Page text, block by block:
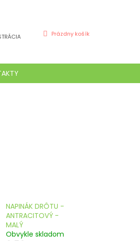
NÁKUPNÝ
Prázdny košík
NAPINÁK DRÔTU -
ANTRACITOVÝ -
MALÝ
Obvykle skladom